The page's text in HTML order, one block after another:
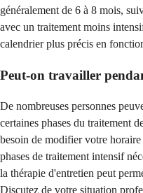
généralement de 6 à 8 mois,
avec un traitement moins
calendrier plus précis en
Peut-on travailler
De nombreuses personnes
certaines phases du traitement
besoin de modifier votre
phases de traitement intensif
la thérapie d'entretien peut
Discutez de votre situation